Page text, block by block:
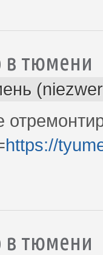
в тюмени
https://
в тюмени